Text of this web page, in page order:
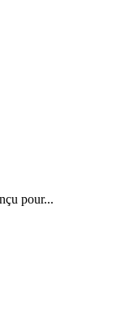
pour...